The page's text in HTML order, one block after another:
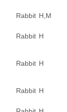
Rabbit H,M
Rabbit H
Rabbit H
Rabbit H